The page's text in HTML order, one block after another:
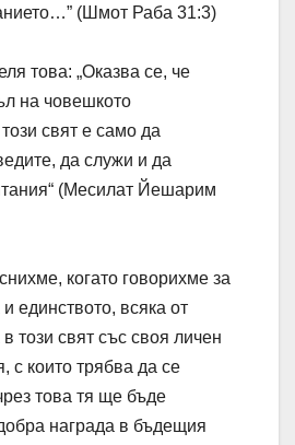
(Шмот Раба 31:3)
това: „Оказва се, че
на човешкото
свят е само да
да служи и да
(Месилат Йешарим
когато говорихме за
единството, всяка от
този свят със своя личен
с които трябва да се
това тя ще бъде
награда в бъдещия